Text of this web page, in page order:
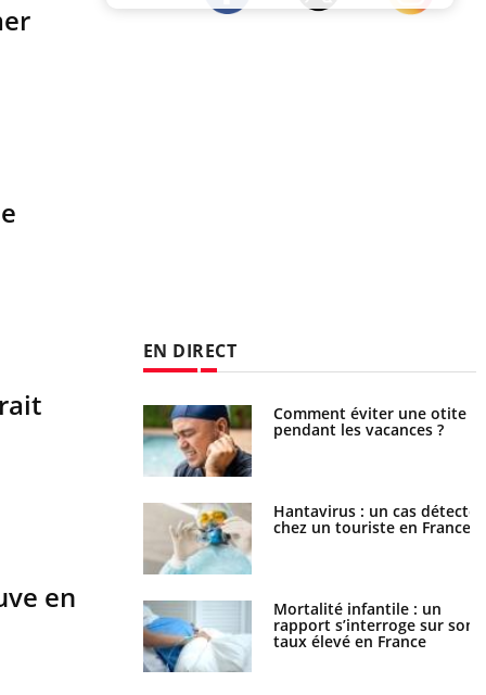
en
EN DIRECT
est-il trop
métabolique :
Comment éviter une otite
pendant les vacances ?
Hantavirus : un cas détecté
chez un touriste en France
Mortalité infantile : un
rapport s’interroge sur son
taux élevé en France